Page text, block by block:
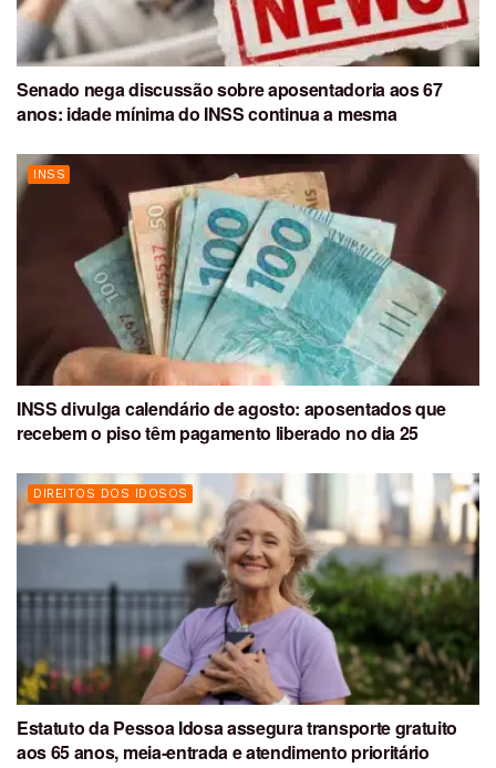
Senado nega discussão sobre aposentadoria aos 67
anos: idade mínima do INSS continua a mesma
INSS
INSS divulga calendário de agosto: aposentados que
recebem o piso têm pagamento liberado no dia 25
DIREITOS DOS IDOSOS
Estatuto da Pessoa Idosa assegura transporte gratuito
aos 65 anos, meia-entrada e atendimento prioritário